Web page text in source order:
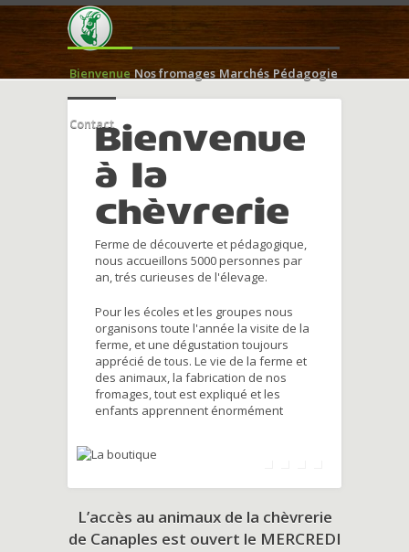
Bienvenue Nos fromages Marchés Pédagogie
ContactBienvenue
à la
chèvrerie
Ferme de découverte et pédagogique,
nous accueillons 5000 personnes par
an, trés curieuses de l'élevage.
Pour les écoles et les groupes nous
organisons toute l'année la visite de la
ferme, et une dégustation toujours
apprécié de tous. Le vie de la ferme et
des animaux, la fabrication de nos
fromages, tout est expliqué et les
enfants apprennent énormément
L’accès au animaux de la chèvrerie
de Canaples est ouvert le MERCREDI